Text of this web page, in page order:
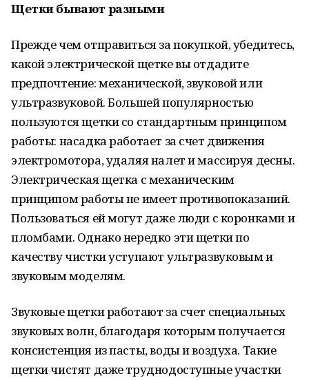
Щетки бывают разными
Прежде чем отправиться за покупкой, убедитесь,
какой электрической щетке вы отдадите
предпочтение: механической, звуковой или
ультразвуковой. Большей популярностью
пользуются щетки со стандартным принципом
работы: насадка работает за счет движения
электромотора, удаляя налет и массируя десны.
Электрическая щетка с механическим
принципом работы не имеет противопоказаний.
Пользоваться ей могут даже люди с коронками и
пломбами. Однако нередко эти щетки по
качеству чистки уступают ультразвуковым и
звуковым моделям.
Звуковые щетки работают за счет специальных
звуковых волн, благодаря которым получается
консистенция из пасты, воды и воздуха. Такие
щетки чистят даже труднодоступные участки